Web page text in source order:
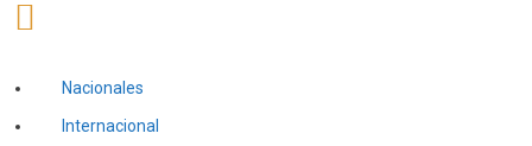
Nacionales
Internacional